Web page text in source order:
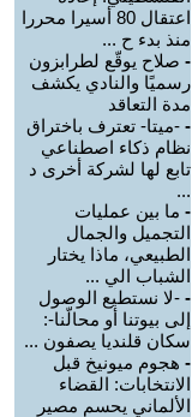
اعتقال 80 أسيرا محررا
منذ بدء ح ...
- صلاح يوقّع لطرابزون
رسميًا والنادي يكشف
مدة التعاقد
- -ميتا- تعترف باختراق
نظام ذكاء اصطناعي
تابع لها لشركة أخرى د
...
- ما بين عمليات
التجميل والجمال
الطبيعي، ماذا يختار
الشباب الي ...
- -لا نستطيع الوصول
إلى بيوتنا أو محالّنا-:
سكان قلنديا يصفون ...
- هجوم ميونيخ قبل
الانتخابات: القضاء
الألماني يحسم مصير